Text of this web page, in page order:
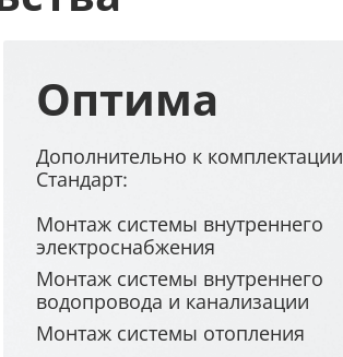
Оптима
Дополнительно к комплектации
Стандарт:
Монтаж системы внутреннего
электроснабжения
Монтаж системы внутреннего
водопровода и канализации
Монтаж системы отопления